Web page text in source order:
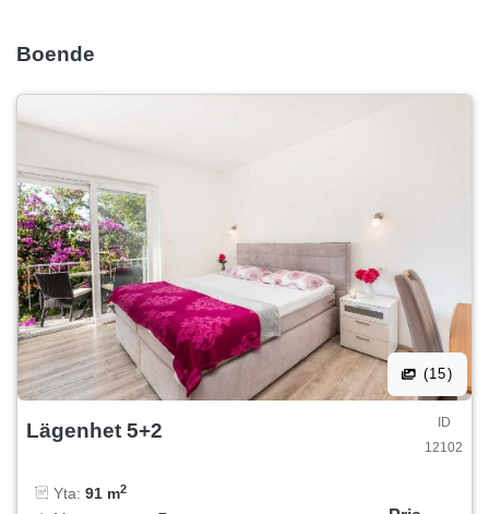
Boende
(15)
Lägenhet 5+2
ID
12102
Yta: 91 m2